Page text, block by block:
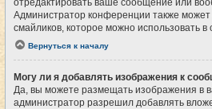
отредактировать ваше сообщение или
Администратор конференции также может
смайликов, которое можно использовать
Вернуться к началу
Могу ли я добавлять изображения к
Да, вы можете размещать изображения в
администратор разрешил добавлять